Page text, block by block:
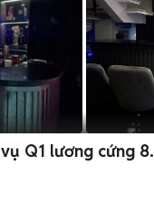
Q1 lương cứng